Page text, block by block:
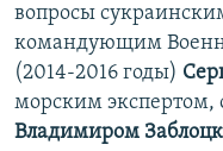
вопросы
командующим
(2014-2016 годы)
морским экспертом,
Владимиром